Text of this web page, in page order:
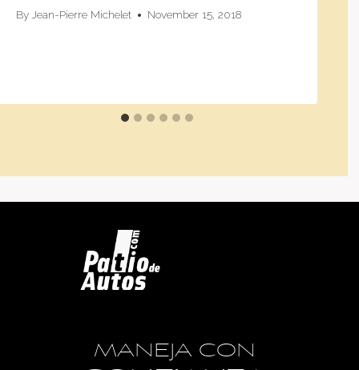
ByJean-Pierre Michelet November 15, 2018
MANEJA CON